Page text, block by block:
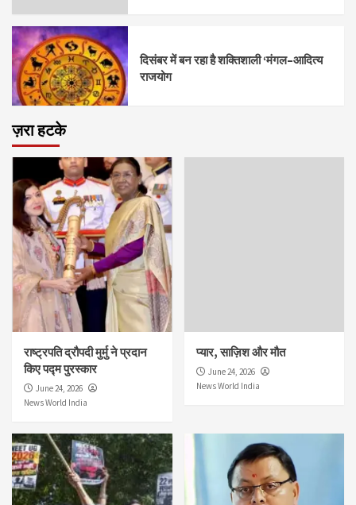
दिसंबर में बन रहा है शक्तिशाली ‘मंगल–आदित्य
राजयोग
ज़रा हटके
राष्ट्रपति द्रौपदी मुर्मु ने प्रदान
किए पद्म पुरस्कार
June 24, 2026
News World India
प्यार, साज़िश और मौत
June 24, 2026
News World India